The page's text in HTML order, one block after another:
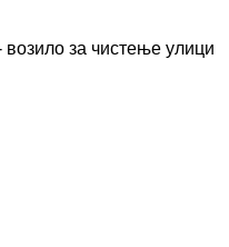
за чистење улици